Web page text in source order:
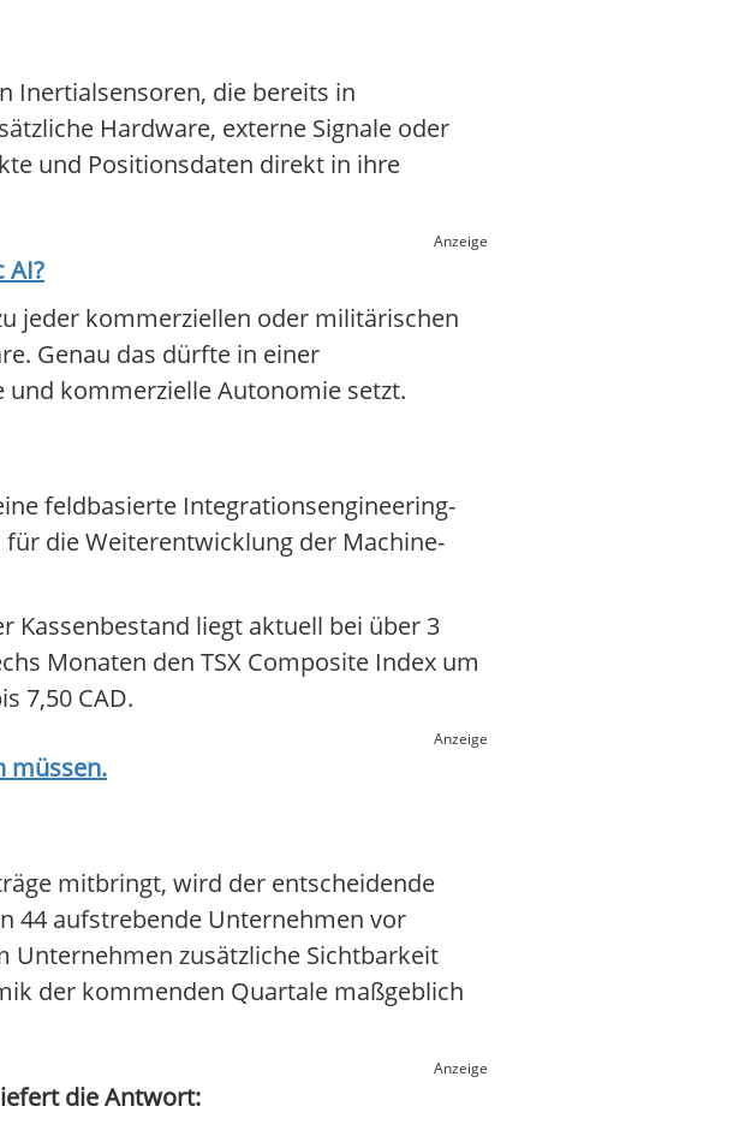
Inertialsensoren, die bereits in
Hardware, externe Signale oder
und Positionsdaten direkt in ihre
Anzeige
AI?
jeder kommerziellen oder militärischen
Genau das dürfte in einer
und kommerzielle Autonomie setzt.
feldbasierte Integrationsengineering-
die Weiterentwicklung der Machine-
Kassenbestand liegt aktuell bei über 3
Monaten den TSX Composite Index um
7,50 CAD.
Anzeige
müssen.
mitbringt, wird der entscheidende
44 aufstrebende Unternehmen vor
zusätzliche Sichtbarkeit
der kommenden Quartale maßgeblich
Anzeige
die Antwort: